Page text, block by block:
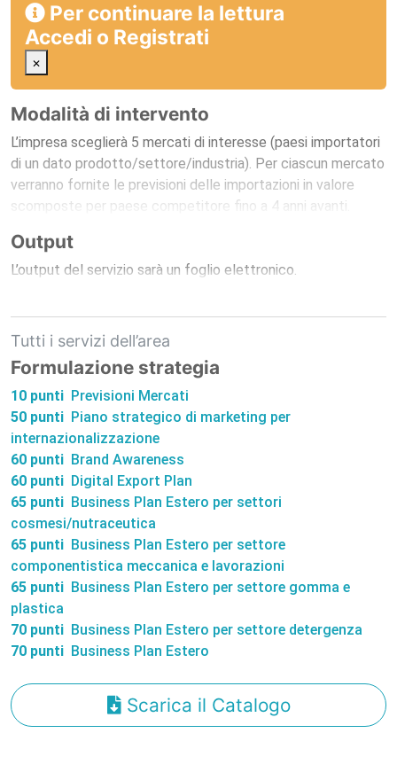
Tutti i servizi dell’area
Formulazione strategia
10 punti Previsioni Mercati
50 punti Piano strategico di marketing per
internazionalizzazione
60 punti Brand Awareness
60 punti Digital Export Plan
65 punti Business Plan Estero per settori
cosmesi/nutraceutica
65 punti Business Plan Estero per settore
componentistica meccanica e lavorazioni
65 punti Business Plan Estero per settore gomma e
plastica
70 punti Business Plan Estero per settore detergenza
70 punti Business Plan Estero
Scarica il Catalogo
Per continuare la lettura
Accedi o Registrati
×
Modalità di intervento
L’impresa sceglierà 5 mercati di interesse (paesi importatori
di un dato prodotto/settore/industria). Per ciascun mercato
verranno fornite le previsioni delle importazioni in valore
scomposte per paese competitore fino a 4 anni avanti.
Output
L’output del servizio sarà un foglio elettronico.